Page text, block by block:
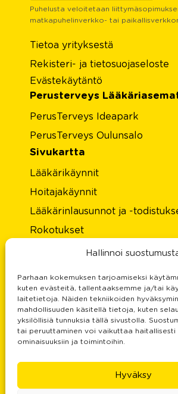
Hallinnoi
Parhaan kokemuksen tarjoamiseksi
kuten evästeitä, tallentaaksemme ja/tai
laitetietoja. Näiden tekniikoiden
mahdollisuuden käsitellä tietoja, kuten
yksilöllisiä tunnuksia tällä sivustolla.
tai peruuttaminen voi vaikuttaa haitallisesti
ominaisuuksiin ja toimintoihin.
Hyväksy
Puhelusta veloitetaan
matkapuhelinverkko- tai
Tietoa yrityksestä
Rekisteri- ja tietosuojaseloste
Evästekäytäntö
Perusterveys
PerusTerveys Ideapark
PerusTerveys Oulunsalo
Sivukartta
Lääkärikäynnit
Hoitajakäynnit
Lääkärinlausunnot ja -
Rokotukset
Tietoa meistä
Rekisteri- ja tietosuojaseloste
Palautteesi on meille tärkeä
Yhteystiedot
Doctors services and prices
Certificate for driver’s license